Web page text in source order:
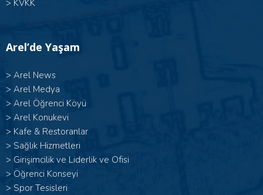
> KVKK
Arel’de Yaşam
> Arel News
> Arel Medya
> Arel Öğrenci Köyü
> Arel Konukevi
> Kafe & Restoranlar
> Sağlık Hizmetleri
> Girişimcilik ve Liderlik ve Ofisi
> Öğrenci Konseyi
> Spor Tesisleri